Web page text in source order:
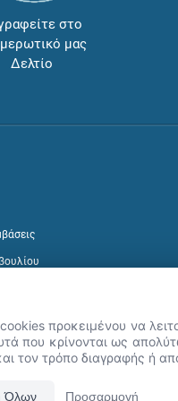
στο
μας
Δελτίο
cookies προκειμένου να
που κρίνονται ως
τον τρόπο διαγραφής ή
Όλων Προσαρμογή